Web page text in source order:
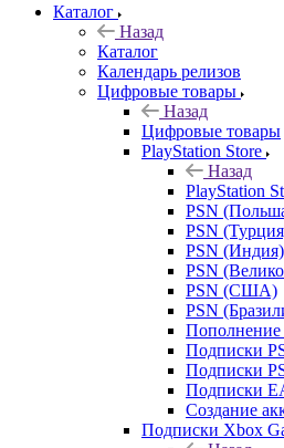
Каталог
Назад
Каталог
Календарь релизов
Цифровые товары
Назад
Цифровые товары
PlayStation Store
Назад
PlayStation
PSN
PSN
PSN (Индия)
PSN
PSN (США)
PSN
Пополнение
Подписки
Подписки
Подписки
Создание
Подписки Xbox